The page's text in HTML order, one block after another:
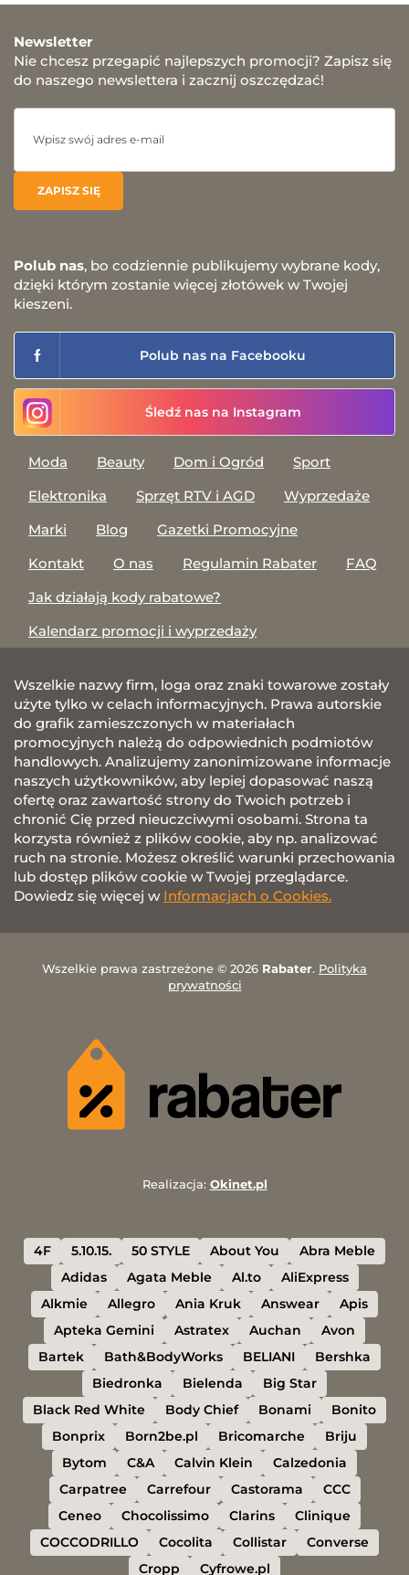
Newsletter
Nie chcesz przegapić najlepszych promocji? Zapisz się
do naszego newslettera i zacznij oszczędzać!
Polub nas, bo codziennie publikujemy wybrane kody,
dzięki którym zostanie więcej złotówek w Twojej
kieszeni.
Polub nas na Facebooku
Śledź nas na Instagram
Moda Beauty Dom i Ogród
Sport
Elektronika
Sprzęt RTV i AGD
Wyprzedaże
Marki
Blog
Gazetki Promocyjne
Kontakt
O nas Regulamin Rabater
FAQ
Jak działają kody rabatowe?
Kalendarz promocji i wyprzedaży
Wszelkie nazwy firm, loga oraz znaki towarowe zostały
użyte tylko w celach informacyjnych. Prawa autorskie
do grafik zamieszczonych w materiałach
promocyjnych należą do odpowiednich podmiotów
handlowych. Analizujemy zanonimizowane informacje
naszych użytkowników, aby lepiej dopasować naszą
ofertę oraz zawartość strony do Twoich potrzeb i
chronić Cię przed nieuczciwymi osobami. Strona ta
korzysta również z plików cookie, aby np. analizować
ruch na stronie. Możesz określić warunki przechowania
lub dostęp plików cookie w Twojej przeglądarce.
Dowiedz się więcej w Informacjach o Cookies.
Wszelkie prawa zastrzeżone © 2026 Rabater. Polityka
prywatności
Realizacja: Okinet.pl
4F 5.10.15. 50 STYLE About You
Abra Meble
Adidas
Agata Meble Al.to
AliExpress
Alkmie
Allegro Ania Kruk Answear
Apis
Apteka Gemini
Astratex Auchan
Avon
Bartek
Bath&BodyWorks BELIANI
Bershka
Biedronka
Bielenda
Big Star
Black Red White
Body Chief Bonami
Bonito
Bonprix
Born2be.pl Bricomarche
Briju
Bytom
C&A Calvin Klein
Calzedonia
Carpatree
Carrefour Castorama
CCC
Ceneo
Chocolissimo Clarins
Clinique
COCCODRILLO
Cocolita Collistar
Converse
Cropp
Cyfrowe.pl